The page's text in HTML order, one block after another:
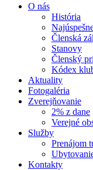
O nás
História
Členská
Stanovy
Členský
Kódex
Aktuality
Fotogaléria
Zverejňovanie
2% z dane
Verejné
Služby
Prenájom
Kontakty